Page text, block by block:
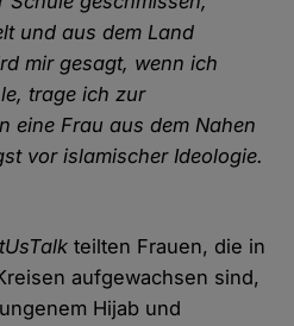
und aus dem Land
mir gesagt, wenn ich
trage ich zur
eine Frau aus dem Nahen
vor islamischer Ideologie.
teilten Frauen, die in
aufgewachsen sind,
Hijab und